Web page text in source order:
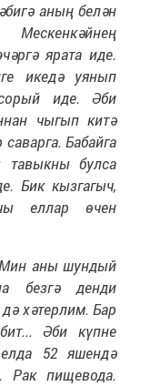
аның белән
ярата иде.
икедә уянып
иде. Әби
чыгып китә
Бабайга
тавыкны булса
Бик кызгагыч,
еллар өчен
аны шундый
безгә денди
хәтерлим. Бар
Әби күпне
52 яшендә
Рак пищевода.